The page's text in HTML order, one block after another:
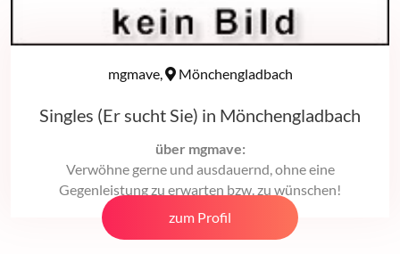
mgmave, Mönchengladbach
Singles (Er sucht Sie) in Mönchengladbach
über mgmave:
Verwöhne gerne und ausdauernd, ohne eine
Gegenleistung zu erwarten bzw. zu wünschen!
zum Profil